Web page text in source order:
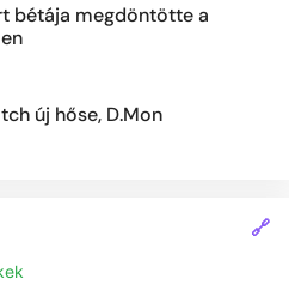
bétája megdöntötte a
új hőse, D.Mon
🔗